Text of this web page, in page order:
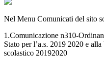
Nel Menu Comunicati del sito
1.Comunicazione n310-
Stato per l’a.s. 2019 2020 e
scolastico 20192020